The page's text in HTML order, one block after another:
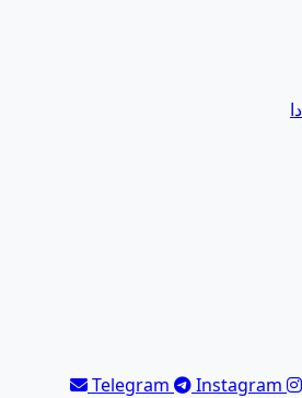
Telegram
Instagram